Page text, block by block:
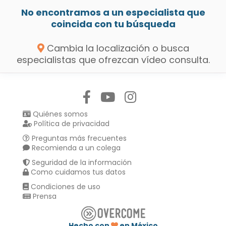
No encontramos a un especialista que
coincida con tu búsqueda
Cambia la localización o busca
especialistas que ofrezcan vídeo consulta.
Quiénes somos
Política de privacidad
Preguntas más frecuentes
Recomienda a un colega
Seguridad de la información
Como cuidamos tus datos
Condiciones de uso
Prensa